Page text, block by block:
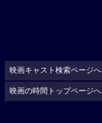
映画キャスト検索ページへ
映画の時間トップページへ